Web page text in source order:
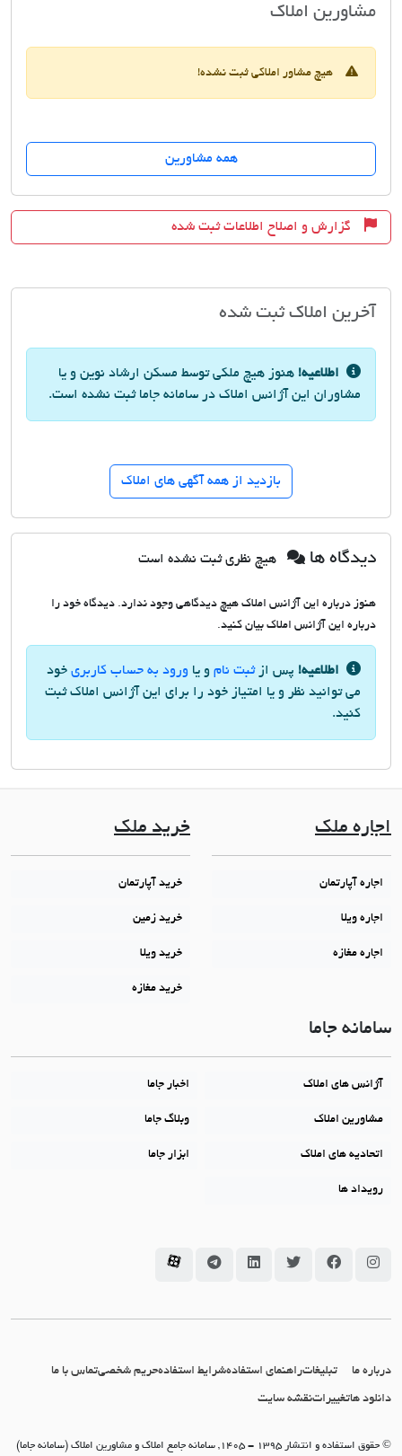
مشاورین املاکمسکن ارشاد نوین
هیچ مشاور املاکی ثبت نشده!
همه مشاورین
گزارش و اصلاح اطلاعات ثبت شده
آخرین املاک ثبت شده
اطلاعیه! هنوز هیچ ملکی توسط مسکن ارشاد نوین و یا
مشاوران این آژانس املاک در سامانه جاما ثبت نشده است.
بازدید از همه آگهی های املاک
دیدگاه ها هیچ نظری ثبت نشده است
هنوز درباره این آژانس املاک هیچ دیدگاهی وجود ندارد. دیدگاه خود را
درباره این آژانس املاک بیان کنید.
اطلاعیه! پس ازثبت نام و یا ورود به حساب کاربری خود
می توانید نظر و یا امتیاز خود را برای این آژانس املاک ثبت
کنید.
اجاره ملک
اجاره آپارتمان
اجاره ویلا
اجاره مغازه
خرید ملک
خرید آپارتمان
خرید زمین
خرید ویلا
خرید مغازه
سامانه جاما
آژانس های املاک اخبار جاما
مشاورین املاک وبلاگ جاما
اتحادیه های املاک ابزار جاما
رویداد ها
سامانه جاما در اینستاگرام
سامانه جاما در فیسبوک
سامانه جاما در توئیتر
سامانه جاما در لینکداین
سامانه جاما در تلگرام
سامانه جاما در آپارات
درباره ما تبلیغاتراهنمای استفادهشرایط استفادهحریم شخصیتماس با ما
دانلود هاتغییراتنقشه سایت
© حقوق استفاده و انتشار 1395 - 1405, سامانه جامع املاک و مشاورین املاک (سامانه جاما)